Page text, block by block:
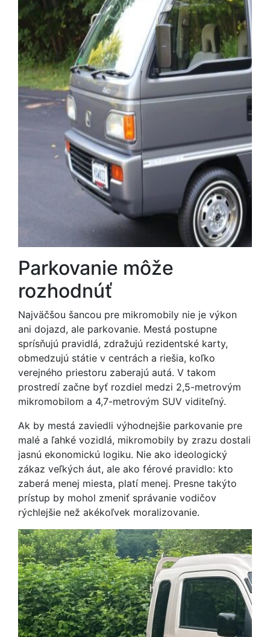
Parkovanie môže
rozhodnúť
Najväčšou šancou pre mikromobily nie je výkon
ani dojazd, ale parkovanie. Mestá postupne
sprísňujú pravidlá, zdražujú rezidentské karty,
obmedzujú státie v centrách a riešia, koľko
verejného priestoru zaberajú autá. V takom
prostredí začne byť rozdiel medzi 2,5-metrovým
mikromobilom a 4,7-metrovým SUV viditeľný.
Ak by mestá zaviedli výhodnejšie parkovanie pre
malé a ľahké vozidlá, mikromobily by zrazu dostali
jasnú ekonomickú logiku. Nie ako ideologický
zákaz veľkých áut, ale ako férové pravidlo: kto
zaberá menej miesta, platí menej. Presne takýto
prístup by mohol zmeniť správanie vodičov
rýchlejšie než akékoľvek moralizovanie.